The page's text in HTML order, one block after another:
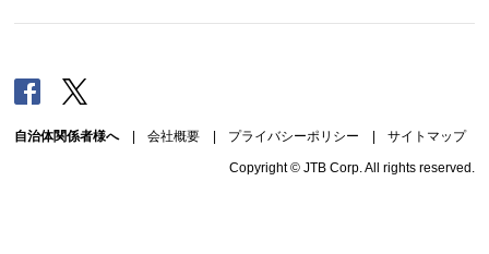
Facebook
自治体関係者様へ| 会社概要 プライバシーポリシー サイトマップ
Copyright © JTB Corp. All rights reserved.